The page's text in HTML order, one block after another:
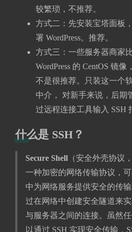
夜间模式
关闭
较繁琐，不推荐。
方式二：先安装宝塔面板
署 WordPress。推荐。
方式三：一些服务器商家
WordPress 的 CentOS 镜像
不是很推荐。只装这一个
中介， 对新手来说，后期
过远程连接工具输入 SSH
什么是 SSH？
Secure Shell （安全外壳协议
一种加密的网络传输协议，
中为网络服务提供安全的传
过在网络中创建安全隧道来
与服务器之间的连接。虽然
以通过 SSH 实现安全传输，